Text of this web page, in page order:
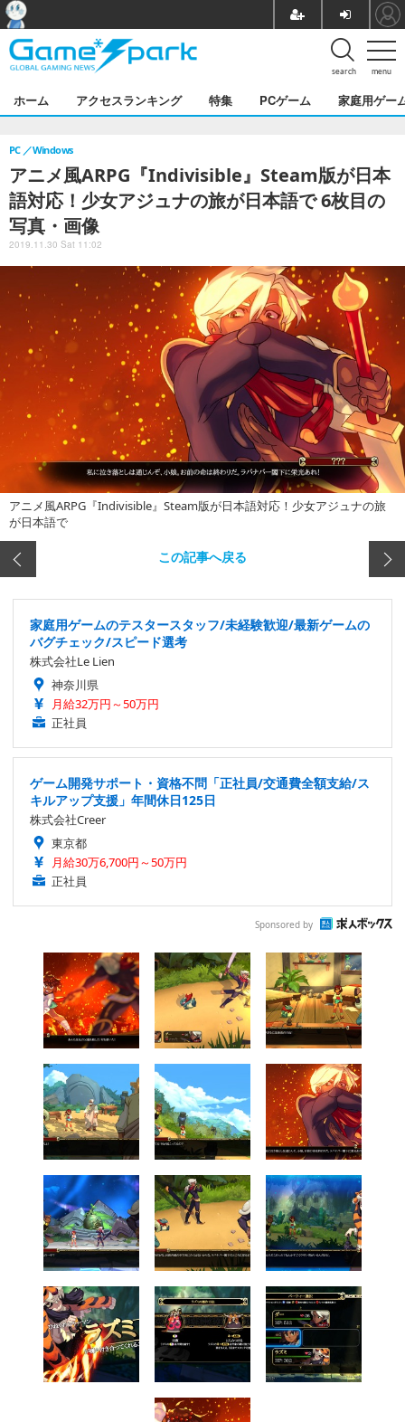
menu
search
ホーム アクセスランキング 特集 PCゲーム 家庭用ゲー
アニメ風ARPG『Indivisible』Steam版が日本
語対応！少女アジュナの旅が日本語で 6枚目の
写真・画像
PC Windows
2019.11.30 Sat 11:02
アニメ風ARPG『Indivisible』Steam版が日本語対応！少女アジュナの旅
が日本語で
この記事へ戻る
家庭用ゲームのテスタースタッフ/未経験歓迎/最新ゲームの
バグチェック/スピード選考
株式会社Le Lien
神奈川県
月給32万円～50万円
正社員
ゲーム開発サポート・資格不問「正社員/交通費全額支給/ス
キルアップ支援」年間休日125日
株式会社Creer
東京都
月給30万6,700円～50万円
正社員
Sponsored by